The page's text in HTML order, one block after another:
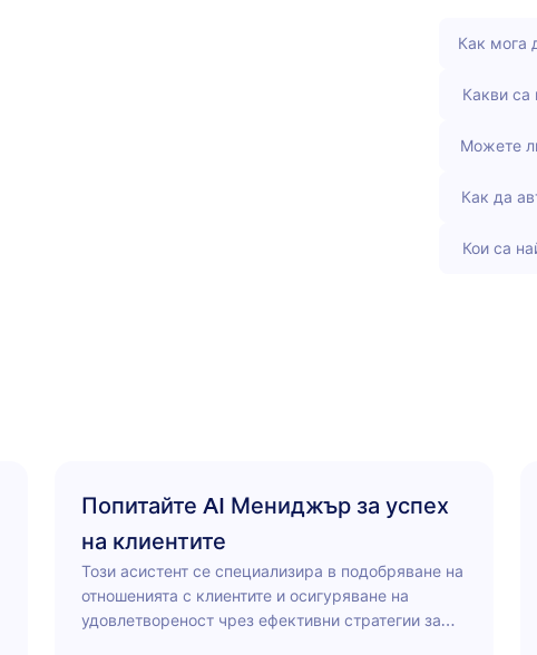
Как мога
Какви са
Можете
Как да
Кои са
Попитайте AI Мениджър за успех
на клиентите
Този асистент се специализира в подобряване на
отношенията с клиентите и осигуряване на
удовлетвореност чрез ефективни стратегии за